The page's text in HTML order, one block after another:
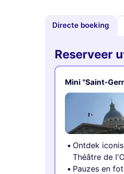
Directe boeking
Reserveer
Mini "Saint-
Ontdek
Théâtre de
Pauzes en